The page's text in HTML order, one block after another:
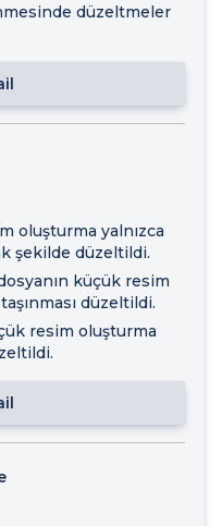
düzeltmeler
oluşturma yalnızca
şekilde düzeltildi.
küçük resim
düzeltildi.
resim oluşturma